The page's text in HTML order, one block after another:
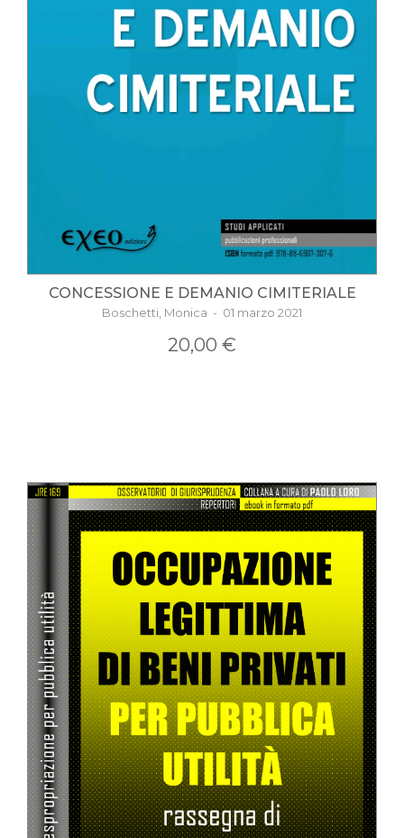
CONCESSIONE E DEMANIO CIMITERIALE
Boschetti, Monica - 01 marzo 2021
20,00 €